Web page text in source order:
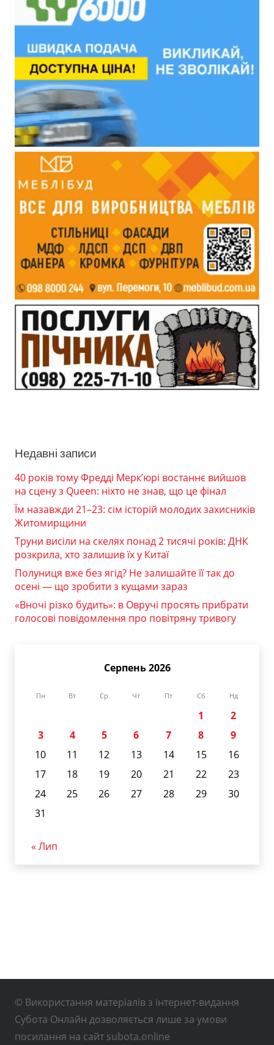
Недавні записи
40 років тому Фредді Мерк’юрі востаннє вийшов
на сцену з Queen: ніхто не знав, що це фінал
Їм назавжди 21–23: сім історій молодих захисників
Житомирщини
Труни висіли на скелях понад 2 тисячі років: ДНК
розкрила, хто залишив їх у Китаї
Полуниця вже без ягід? Не залишайте її так до
осені — що зробити з кущами зараз
«Вночі різко будить»: в Овручі просять прибрати
голосові повідомлення про повітряну тривогу
Серпень 2026
Пн Вт Ср Чт Пт Сб Нд
1
2
3
4 5 6 7 8
9
10
11 12 13 14 15
16
17
18 19 20 21 22
23
24
25 26 27 28 29
30
31
« Лип
© Використання матеріалів з інтернет-видання
Субота Онлайн дозволяється лише за умови
посилання на сайт subota.online